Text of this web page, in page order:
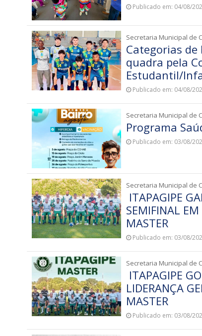
Publicado em: 04/08/
Secretaria Municipal de
Categorias
quadra pela
Estudantil/
Publicado em: 04/08/
Secretaria Municipal de
Programa
Publicado em: 03/08/
Secretaria Municipal de
ITAPAGIPE
SEMIFINAL
MASTER
Publicado em: 03/08/
Secretaria Municipal de
ITAPAGIPE
LIDERANÇA
MASTER
Publicado em: 03/08/